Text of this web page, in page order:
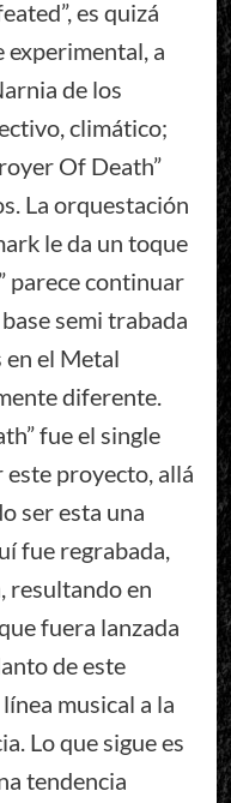
es quizá
experimental, a
de los
climático;
Of Death”
La orquestación
le da un toque
parece continuar
semi trabada
en el Metal
diferente.
fue el single
este proyecto, allá
ser esta una
fue regrabada,
resultando en
fuera lanzada
de este
musical a la
Lo que sigue es
tendencia